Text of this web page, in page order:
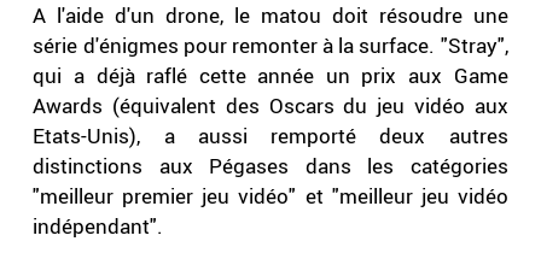
A l'aide d'un drone, le matou doit résoudre une
série d'énigmes pour remonter à la surface. "Stray",
qui a déjà raflé cette année un prix aux Game
Awards (équivalent des Oscars du jeu vidéo aux
Etats-Unis), a aussi remporté deux autres
distinctions aux Pégases dans les catégories
"meilleur premier jeu vidéo" et "meilleur jeu vidéo
indépendant".